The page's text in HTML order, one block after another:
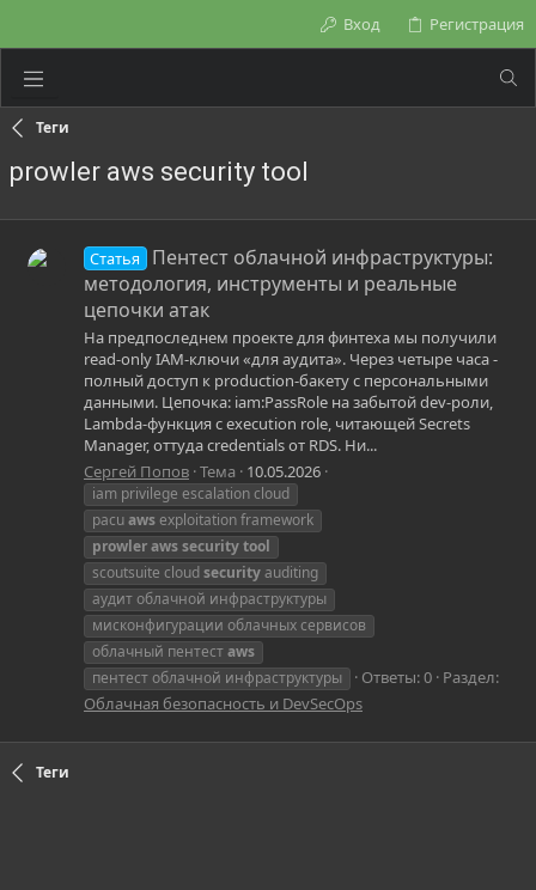
Вход Регистрация
Теги
prowler aws security tool
Статья
Пентест облачной инфраструктуры:
методология, инструменты и реальные
цепочки атак
На предпоследнем проекте для финтеха мы получили
read-only IAM-ключи «для аудита». Через четыре часа -
полный доступ к production-бакету с персональными
данными. Цепочка: iam:PassRole на забытой dev-роли,
Lambda-функция с execution role, читающей Secrets
Manager, оттуда credentials от RDS. Ни...
Сергей Попов Тема 10.05.2026
iam privilege escalation cloud
pacuawsexploitation framework
prowlerawssecuritytool
scoutsuite cloudsecurityauditing
аудит облачной инфраструктуры
мисконфигурации облачных сервисов
облачный пентестaws
пентест облачной инфраструктуры
Ответы: 0 Раздел:
Облачная безопасность и DevSecOps
Теги